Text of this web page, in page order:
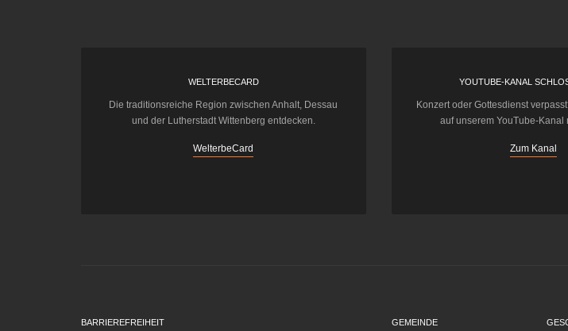
WELTERBECARD
Die traditionsreiche Region zwischen Anhalt, Dessau
und der Lutherstadt Wittenberg entdecken.
WelterbeCard
YOUTUBE-KANAL
Konzert oder Gottesdienst
auf unserem YouTube-Kanal
Zum Kanal
BARRIEREFREIHEIT GEMEINDE